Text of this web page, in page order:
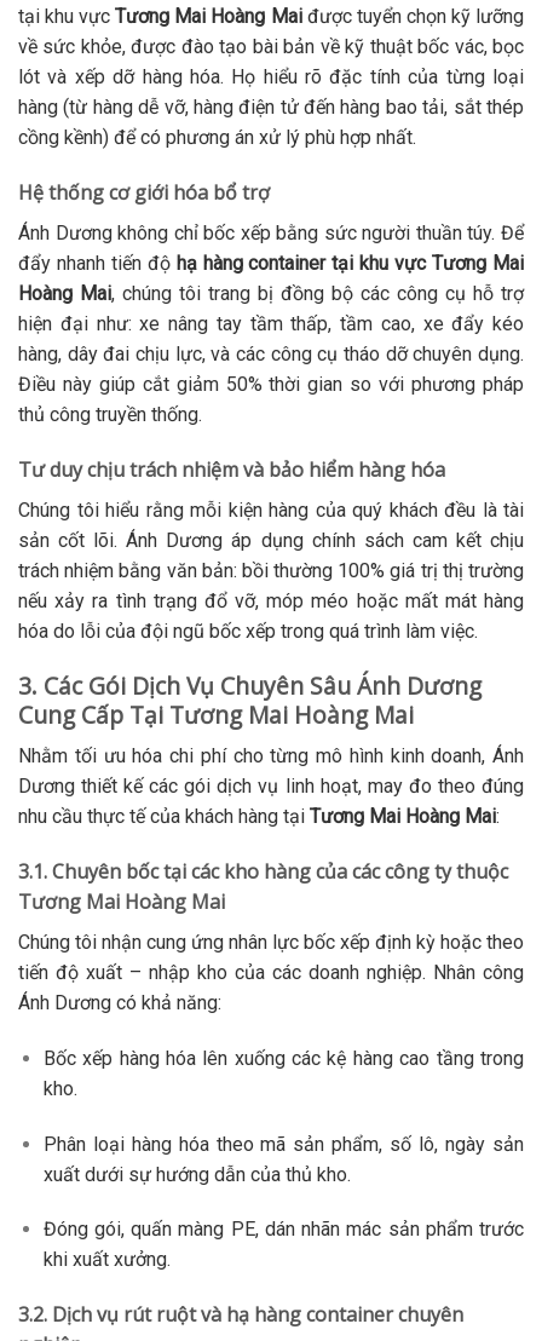
tại khu vựcTương Mai Hoàng Maiđược tuyển chọn kỹ lưỡng
về sức khỏe, được đào tạo bài bản về kỹ thuật bốc vác, bọc
lót và xếp dỡ hàng hóa. Họ hiểu rõ đặc tính của từng loại
hàng (từ hàng dễ vỡ, hàng điện tử đến hàng bao tải, sắt thép
cồng kềnh) để có phương án xử lý phù hợp nhất.
Hệ thống cơ giới hóa bổ trợ
Ánh Dương không chỉ bốc xếp bằng sức người thuần túy. Để
đẩy nhanh tiến độ hạ hàng container tại khu vực Tương Mai
Hoàng Mai, chúng tôi trang bị đồng bộ các công cụ hỗ trợ
hiện đại như: xe nâng tay tầm thấp, tầm cao, xe đẩy kéo
hàng, dây đai chịu lực, và các công cụ tháo dỡ chuyên dụng.
Điều này giúp cắt giảm 50% thời gian so với phương pháp
thủ công truyền thống.
Tư duy chịu trách nhiệm và bảo hiểm hàng hóa
Chúng tôi hiểu rằng mỗi kiện hàng của quý khách đều là tài
sản cốt lõi. Ánh Dương áp dụng chính sách cam kết chịu
trách nhiệm bằng văn bản: bồi thường 100% giá trị thị trường
nếu xảy ra tình trạng đổ vỡ, móp méo hoặc mất mát hàng
hóa do lỗi của đội ngũ bốc xếp trong quá trình làm việc.
3. Các Gói Dịch Vụ Chuyên Sâu Ánh Dương
Cung Cấp Tại Tương Mai Hoàng Mai
Nhằm tối ưu hóa chi phí cho từng mô hình kinh doanh, Ánh
Dương thiết kế các gói dịch vụ linh hoạt, may đo theo đúng
nhu cầu thực tế của khách hàng tại Tương Mai Hoàng Mai:
3.1. Chuyên bốc tại các kho hàng của các công ty thuộc
Tương Mai Hoàng Mai
Chúng tôi nhận cung ứng nhân lực bốc xếp định kỳ hoặc theo
tiến độ xuất – nhập kho của các doanh nghiệp. Nhân công
Ánh Dương có khả năng:
Bốc xếp hàng hóa lên xuống các kệ hàng cao tầng trong
kho.
Phân loại hàng hóa theo mã sản phẩm, số lô, ngày sản
xuất dưới sự hướng dẫn của thủ kho.
Đóng gói, quấn màng PE, dán nhãn mác sản phẩm trước
khi xuất xưởng.
3.2. Dịch vụ rút ruột và hạ hàng container chuyên